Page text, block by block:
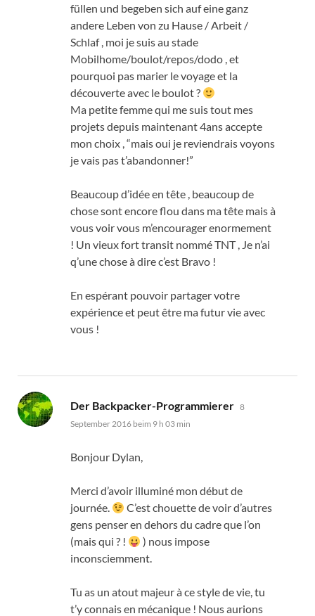
füllen und begeben sich auf eine ganz
andere Leben von zu Hause / Arbeit /
Schlaf , moi je suis au stade
Mobilhome/boulot/repos/dodo ,et
pourquoi pas marier le voyage et la
découverte avec le boulot?
Ma petite femme qui me suis tout mes
projets depuis maintenant 4ans accepte
mon choix , “mais oui je reviendrais voyons
je vais pas t’abandonner!”
Beaucoup d’idée en tête , beaucoup de
chose sont encore flou dans ma tête mais à
vous voir vous m’encourager enormement
! Un vieux fort transit nommé TNT, Je n’ai
q’une chose à dire c’est Bravo !
En espérant pouvoir partager votre
expérience et peut être ma futur vie avec
vous !
Der Backpacker-Programmierer sagt:
8
September 2016 beim 9 h 03 min
Bonjour Dylan,
Merci d’avoir illuminé mon début de
journée.
C’est chouette de voir d’autres
gens penser en dehors du cadre que l’on
(mais qui ? ! ) nous impose
inconsciemment.
Tu as un atout majeur à ce style de vie,tu
t’y connais en mécanique ! Nous aurions